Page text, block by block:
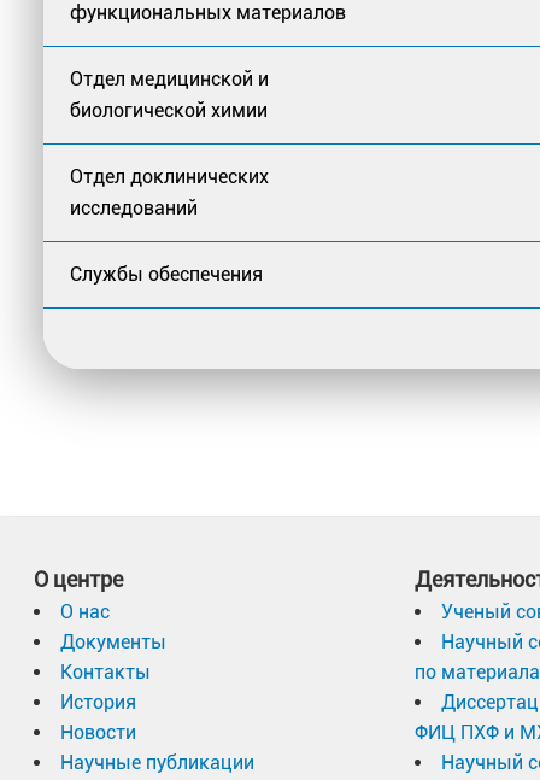
функциональных материалов
Отдел медицинской и
биологической химии
Отдел доклинических
исследований
Службы обеспечения
О центре
О нас
Документы
Контакты
История
Новости
Научные публикации
Ученый
Научный
по
ФИЦ ПХФ и
Научный